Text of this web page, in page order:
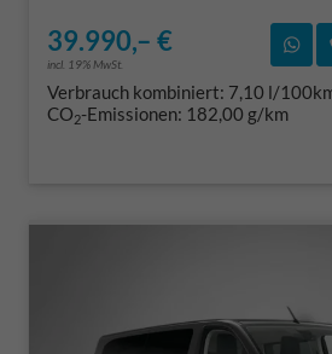
39.990,– €
incl. 19% MwSt.
Verbrauch kombiniert: 7,10 l/
CO2-Emissionen: 182,00 g/km